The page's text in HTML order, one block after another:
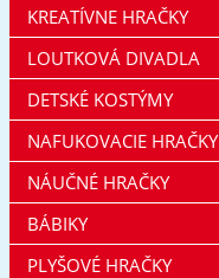
KREATÍVNE HRAČKY
LOUTKOVÁ DIVADLA
DETSKÉ KOSTÝMY
NAFUKOVACIE HRAČKY
NÁUČNÉ HRAČKY
BÁBIKY
PLYŠOVÉ HRAČKY